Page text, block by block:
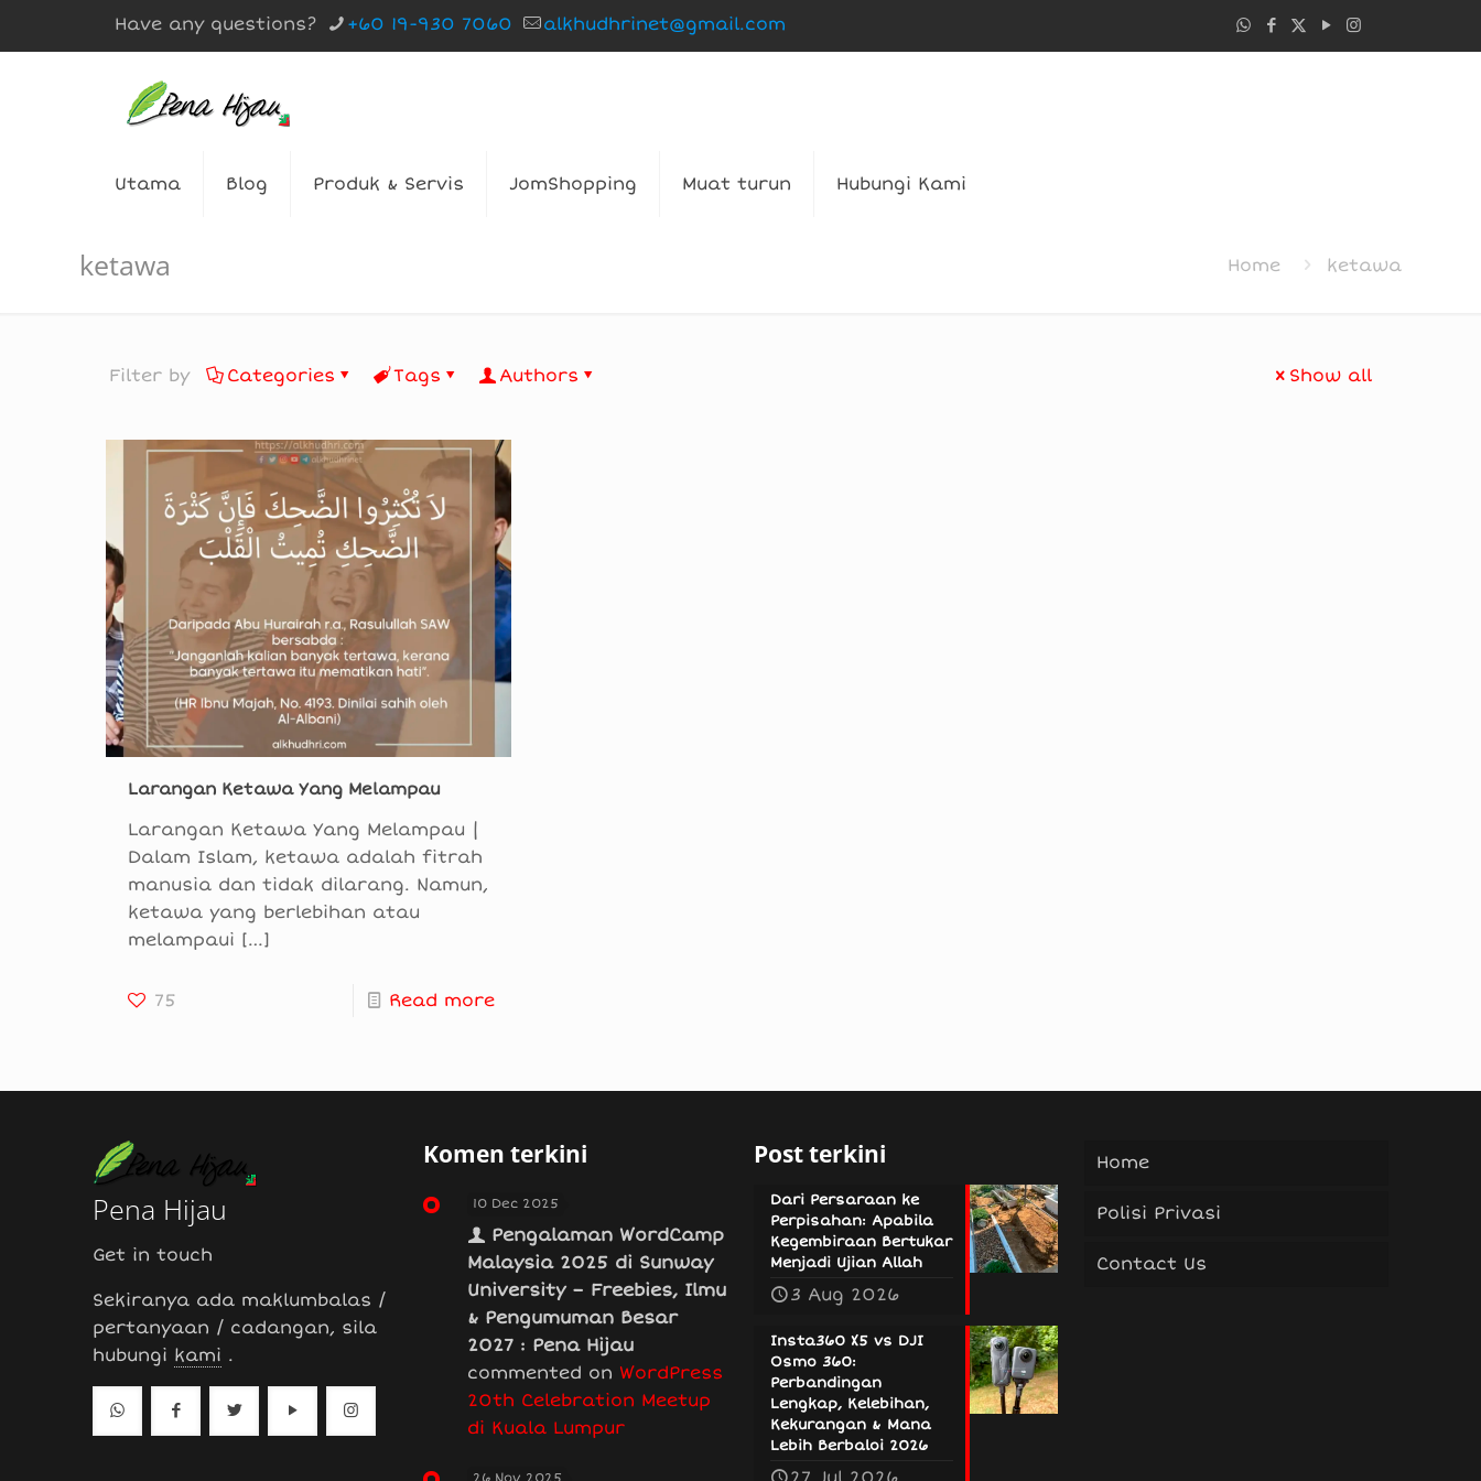
Have any questions? +60 19-930 7060 alkhudhrinet@gmail.com
Utama Blog Produk & Servis JomShopping Muat turun Hubungi Kami
ketawa Home ketawa
Filter by Categories Tags Authors Show all
Larangan Ketawa Yang Melampau
Larangan Ketawa Yang Melampau |
Dalam Islam, ketawa adalah fitrah
manusia dan tidak dilarang. Namun,
ketawa yang berlebihan atau
melampaui […]
75 Read more
Pena Hijau
Get in touch
Sekiranya ada maklumbalas /
pertanyaan / cadangan, sila
hubungi kami .
Komen terkini
10 Dec 2025
Pengalaman WordCamp
Malaysia 2025 di Sunway
University – Freebies, Ilmu
& Pengumuman Besar
2027 : Pena Hijau
commented on WordPress
20th Celebration Meetup
di Kuala Lumpur
Post terkini
Dari Persaraan ke
Perpisahan: Apabila
Kegembiraan Bertukar
Menjadi Ujian Allah
3 Aug 2026
Insta360 X5 vs DJI
Osmo 360:
Perbandingan
Lengkap, Kelebihan,
Kekurangan & Mana
Lebih Berbaloi 2026
Home
Polisi Privasi
Contact Us